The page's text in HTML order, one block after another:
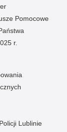
Pomocowe
r.
Lublinie